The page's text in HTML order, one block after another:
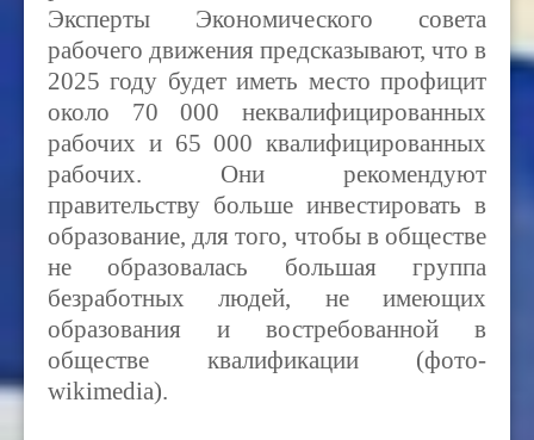
Эксперты Экономического совета
рабочего движения предсказывают, что в
2025 году будет иметь место профицит
около 70 000 неквалифицированных
рабочих и 65 000 квалифицированных
рабочих. Они рекомендуют
правительству больше инвестировать в
образование, для того, чтобы в обществе
не образовалась большая группа
безработных людей, не имеющих
образования и востребованной в
обществе квалификации (фото-
wikimedia).